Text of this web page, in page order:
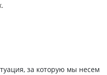
за которую мы несем